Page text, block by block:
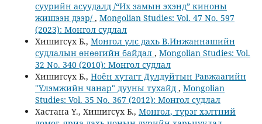
суурийн асуудалд /“Их замын эхэнд” киноны
жишээн дээр/ , Mongolian Studies: Vol. 47 No. 597
(2023): Монгол судлал
Хишигсүх Б., Монгол улс дахь В.Инжаннашийн
судлалын өнөөгийн байдал , Mongolian Studies: Vol.
32 No. 340 (2010): Монгол судлал
Хишигсүх Б., Ноён хутагт Дулдуйтын Равжаагийн
"Үлэмжийн чанар" дууны тухайд , Mongolian
Studies: Vol. 35 No. 367 (2012): Монгол судлал
Хастана Ү., Хишигсүх Б., Монгол, түрэг хэлтний